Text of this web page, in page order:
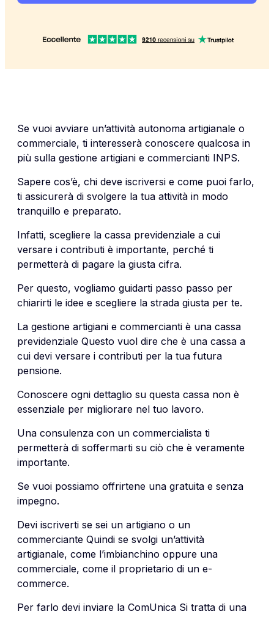
Se vuoi avviare un’attività autonoma artigianale o
commerciale, ti interesserà conoscere qualcosa in
più sulla gestione artigiani e commercianti INPS.
Sapere cos’è, chi deve iscriversi e come puoi farlo,
ti assicurerà di svolgere la tua attività in modo
tranquillo e preparato.
Infatti, scegliere la cassa previdenziale a cui
versare i contributi è importante, perché ti
permetterà di pagare la giusta cifra.
Per questo, vogliamo guidarti passo passo per
chiarirti le idee e scegliere la strada giusta per te.
La gestione artigiani e commercianti è una cassa
previdenziale Questo vuol dire che è una cassa a
cui devi versare i contributi per la tua futura
pensione.
Conoscere ogni dettaglio su questa cassa non è
essenziale per migliorare nel tuo lavoro.
Una consulenza con un commercialista ti
permetterà di soffermarti su ciò che è veramente
importante.
Se vuoi possiamo offrirtene una gratuita e senza
impegno.
Devi iscriverti se sei un artigiano o un
commerciante Quindi se svolgi un’attività
artigianale, come l’imbianchino oppure una
commerciale, come il proprietario di un e-
commerce.
Per farlo devi inviare la ComUnica Si tratta di una